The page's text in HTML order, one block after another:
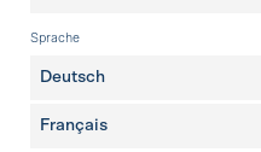
Sprache
Deutsch
Français